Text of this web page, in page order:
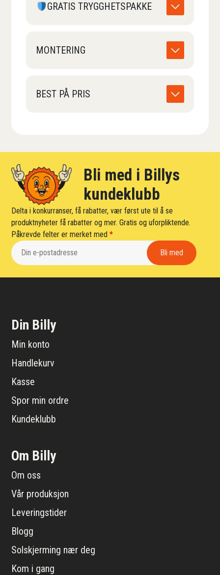
GRATIS TRYGGHETSPAKKE
MONTERING
BEST PÅ PRIS
Bli med i Billys
kundeklubb
Delta i konkurranser, få rabatter, vær først ute til å se
produktnyheter få rabatter og mer. Gratis og uforpliktende.
Påkrevde felter er merket med*
Din Billy
Min konto
Handlekurv
Kasse
Spor min ordre
Kundeklubb
Om Billy
Om oss
Vår produksjon
Leveringstider
Blogg
Solskjerming nær deg
Kom i gang